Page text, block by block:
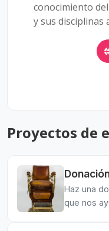
conocimiento
y sus disciplinas
Proyectos de
Haz una
que nos